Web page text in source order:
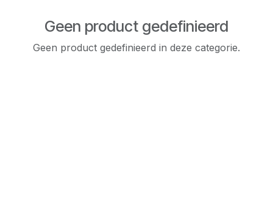
Geen product gedefinieerd
Geen product gedefinieerd in deze categorie.